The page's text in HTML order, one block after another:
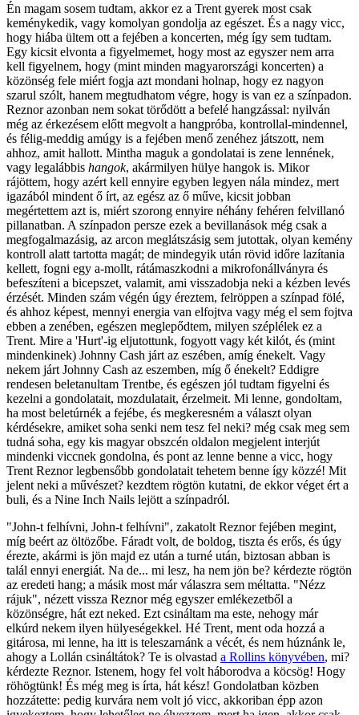
Én magam sosem tudtam, akkor ez a Trent gyerek most csak
keménykedik, vagy komolyan gondolja az egészet. És a nagy vicc,
hogy hiába ültem ott a fejében a koncerten, még így sem tudtam.
Egy kicsit elvonta a figyelmemet, hogy most az egyszer nem arra
kell figyelnem, hogy (mint minden magyarországi koncerten) a
közönség fele miért fogja azt mondani holnap, hogy ez nagyon
szarul szólt, hanem megtudhatom végre, hogy is van ez a színpadon.
Reznor azonban nem sokat törődött a befelé hangzással: nyilván
még az érkezésem előtt megvolt a hangpróba, kontrollal-mindennel,
és félig-meddig amúgy is a fejében menő zenéhez játszott, nem
ahhoz, amit hallott. Mintha maguk a gondolatai is zene lennének,
vagy legalábbis hangok, akármilyen hülye hangok is. Mikor
rájöttem, hogy azért kell ennyire egyben legyen nála mindez, mert
igazából mindent ő írt, az egész az ő műve, kicsit jobban
megértettem azt is, miért szorong ennyire néhány fehéren felvillanó
pillanatban. A színpadon persze ezek a bevillanások még csak a
megfogalmazásig, az arcon meglátszásig sem jutottak, olyan kemény
kontroll alatt tartotta magát; de mindegyik után rövid időre lazítania
kellett, fogni egy a-mollt, rátámaszkodni a mikrofonállványra és
befeszíteni a bicepszet, valamit, ami visszadobja neki a kézben levés
érzését. Minden szám végén úgy éreztem, felröppen a színpad fölé,
és ahhoz képest, mennyi energia van elfojtva vagy még el sem fojtva
ebben a zenében, egészen meglepődtem, milyen széplélek ez a
Trent. Mire a 'Hurt'-ig eljutottunk, fogyott vagy két kilót, és (mint
mindenkinek) Johnny Cash járt az eszében, amíg énekelt. Vagy
nekem járt Johnny Cash az eszemben, míg ő énekelt? Eddigre
rendesen beletanultam Trentbe, és egészen jól tudtam figyelni és
kezelni a gondolatait, mozdulatait, érzelmeit. Mi lenne, gondoltam,
ha most beletúrnék a fejébe, és megkeresném a választ olyan
kérdésekre, amiket soha senki nem tesz fel neki? még csak meg sem
tudná soha, egy kis magyar obszcén oldalon megjelent interjút
mindenki viccnek gondolna, és pont az lenne benne a vicc, hogy
Trent Reznor legbensőbb gondolatait tehetem benne így közzé! Mit
jelent neki a művészet? kezdtem rögtön kutatni, de ekkor véget ért a
buli, és a Nine Inch Nails lejött a színpadról.
"John-t felhívni, John-t felhívni", zakatolt Reznor fejében megint,
míg beért az öltözőbe. Fáradt volt, de boldog, tiszta és erős, és úgy
érezte, akármi is jön majd ez után a turné után, biztosan abban is
talál ennyi energiát. Na de... mi lesz, ha nem jön be? kérdezte rögtön
az eredeti hang; a másik most már válaszra sem méltatta. "Nézz
rájuk", nézett vissza Reznor még egyszer emlékezetből a
közönségre, hát ezt neked. Ezt csináltam ma este, nehogy már
elkúrd nekem ilyen hülyeségekkel. Hé Trent, ment oda hozzá a
gitárosa, mi lenne, ha itt is teleszarnánk a vécét, és nem húznánk le,
ahogy a Lollán csináltátok? Te is olvastad a Rollins könyvében, mi?
kérdezte Reznor. Istenem, hogy fel volt háborodva a köcsög! Hogy
röhögtünk! És még meg is írta, hát kész! Gondolatban közben
hozzátette: pedig kurvára nem volt jó vicc, akkoriban épp azon